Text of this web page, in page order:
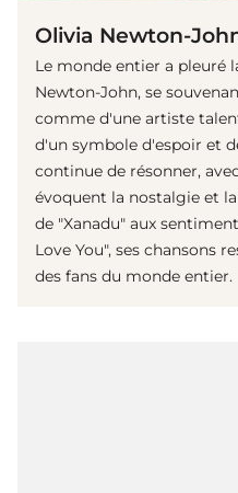
Olivia Newton-
Le monde entier a pleuré
Newton-John, se
comme d'une artiste
d'un symbole d'espoir et
continue de résonner,
évoquent la nostalgie et
de "Xanadu" aux
Love You", ses chansons
des fans du monde entier.